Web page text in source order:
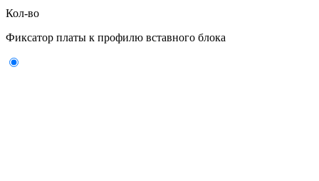
Кол-во
Фиксатор платы к профилю вставного блока